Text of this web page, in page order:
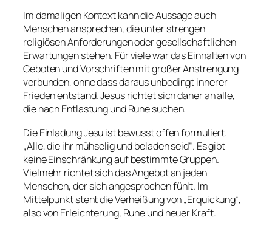
Im damaligen Kontext kann die Aussage auch
Menschen ansprechen, die unter strengen
religiösen Anforderungen oder gesellschaftlichen
Erwartungen stehen. Für viele war das Einhalten von
Geboten und Vorschriften mit großer Anstrengung
verbunden, ohne dass daraus unbedingt innerer
Frieden entstand. Jesus richtet sich daher an alle,
die nach Entlastung und Ruhe suchen.
Die Einladung Jesu ist bewusst offen formuliert.
„Alle, die ihr mühselig und beladen seid“. Es gibt
keine Einschränkung auf bestimmte Gruppen.
Vielmehr richtet sich das Angebot an jeden
Menschen, der sich angesprochen fühlt. Im
Mittelpunkt steht die Verheißung von „Erquickung“,
also von Erleichterung, Ruhe und neuer Kraft.